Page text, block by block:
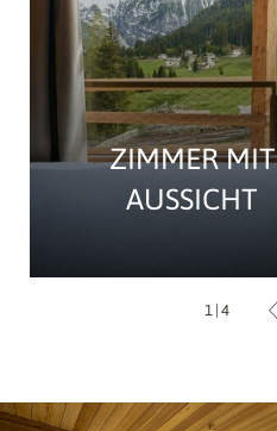
ZIMMER MIT
AUSSICHT
1 | 4